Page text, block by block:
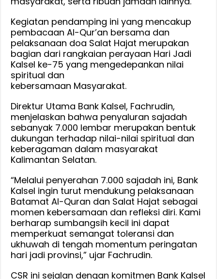
Kegiatan pendamping ini yang mencakup
pembacaan Al-Qur’an bersama dan
pelaksanaan doa Salat Hajat merupakan
bagian dari rangkaian perayaan Hari Jadi
Kalsel ke-75 yang mengedepankan nilai
spiritual dan
kebersamaan Masyarakat.
Direktur Utama Bank Kalsel, Fachrudin,
menjelaskan bahwa penyaluran sajadah
sebanyak 7.000 lembar merupakan bentuk
dukungan terhadap nilai-nilai spiritual dan
keberagaman dalam masyarakat
Kalimantan Selatan.
“Melalui penyerahan 7.000 sajadah ini, Bank
Kalsel ingin turut mendukung pelaksanaan
Batamat Al-Quran dan Salat Hajat sebagai
momen kebersamaan dan refleksi diri. Kami
berharap sumbangsih kecil ini dapat
memperkuat semangat toleransi dan
ukhuwah di tengah momentum peringatan
hari jadi provinsi,” ujar Fachrudin.
CSR ini sejalan dengan komitmen Bank Kalsel